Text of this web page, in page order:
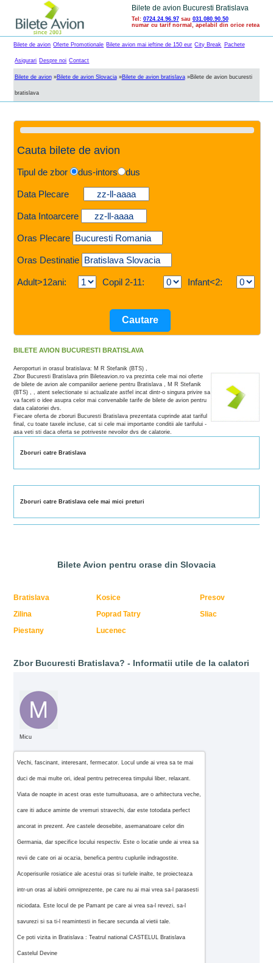
Bilete de avion Bucuresti Bratislava
Tel: 0724.24.96.97sau 031.080.90.50
numar cu tarif normal, apelabil din orice retea
Bilete de avion Oferte Promotionale Bilete avion mai ieftine de 150 eur City Break Pachete
Asigurari Despre noi Contact
Bilete de avion»Bilete de avion Slovacia»Bilete de avion bratislava»Bilete de avion bucuresti
bratislava
Cauta bilete de avion
Tipul de zbor dus-intors dus
Data Plecare
Data Intoarcere
Oras Plecare
Oras Destinatie
Adult>12ani: Copil 2-11: Infant<2:
BILETE AVION BUCURESTI BRATISLAVA
Aeroporturi in orasul bratislava: M R Stefanik (BTS) ,
Zbor Bucuresti Bratislava prin Bileteavion.ro va prezinta cele mai noi oferte
de bilete de avion ale companiilor aeriene pentru Bratislava , M R Stefanik
(BTS) , , atent selectionate si actualizate astfel incat dintr-o singura privire sa
va faceti o idee asupra celor mai convenabile tarife de bilete de avion pentru
data calatoriei dvs.
Fiecare oferta de zboruri Bucuresti Bratislava prezentata cuprinde atat tariful
final, cu toate taxele incluse, cat si cele mai importante conditii ale tarifului -
asa veti sti daca oferta se potriveste nevoilor dvs de calatorie.
Zboruri catre Bratislava
Zboruri catre Bratislava cele mai mici preturi
Bilete Avion pentru orase din Slovacia
Bratislava Kosice
Presov
Zilina
Poprad Tatry
Sliac
Piestany
Lucenec
Zbor Bucuresti Bratislava? - Informatii utile de la calatori
Micu
Vechi, fascinant, interesant, fermecator. Locul unde ai vrea sa te mai
duci de mai multe ori, ideal pentru petrecerea timpului liber, relaxant.
Viata de noapte in acest oras este tumultuoasa, are o arhitectura veche,
care iti aduce aminte de vremuri stravechi, dar este totodata perfect
ancorat in prezent. Are castele deosebite, asemanatoare celor din
Germania, dar specifice locului respectiv. Este o locatie unde ai vrea sa
revii de cate ori ai ocazia, benefica pentru cuplurile indragostite.
Acoperisurile rosiatice ale acestui oras si turlele inalte, te proiecteaza
intr-un oras al iubirii omniprezente, pe care nu ai mai vrea sa-l parasesti
niciodata. Este locul de pe Pamant pe care ai vrea sa-l revezi, sa-l
savurezi si sa ti-l reamintesti in fiecare secunda al vietii tale.
Ce poti vizita in Bratislava : Teatrul national CASTELUL Bratislava
Castelul Devine